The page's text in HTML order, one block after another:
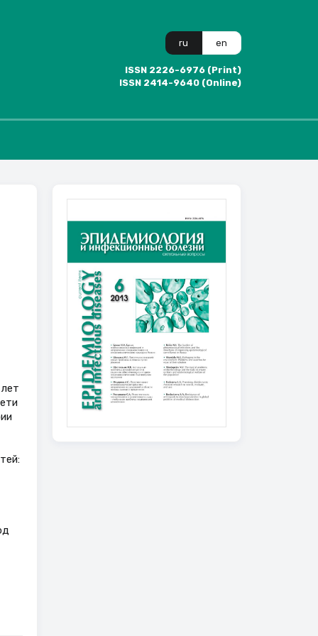
ru en
ISSN 2226-6976 (Print)
ISSN 2414-9640 (Online)